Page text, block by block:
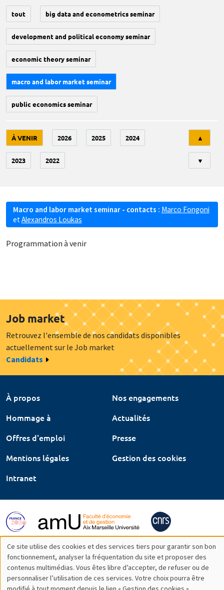
tout big data and econometrics seminar
development and political economy seminar
economic theory seminar
macro and labor market seminar
public economics seminar
À VENIR 2026 2025 2024
2023 2022
▲
▼
Macro and labor market seminar - contacts : Marco Fongoni
et Alexandros Loukas
Programmation à venir
Job market
Retrouvez l'ensemble de nos candidats disponibles
actuellement sur le Job market
Candidats
À propos
Nos engagements
Hommage à
Actualités
Offres d'emploi
Presse
Mentions légales
Gestion des cookies
Intranet
Utilisation
des
Ce site utilise des cookies et des services tiers pour garantir son bon
fonctionnement, analyser la fréquentation du site et proposer des
contenus multimédias. Vous êtes libre d’accepter, de refuser ou de
personnaliser l’utilisation de ces services. Votre choix pourra être